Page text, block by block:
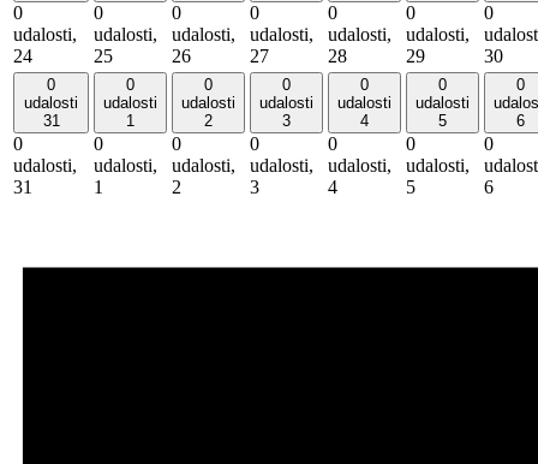
0
udalosti,
24
0
udalosti,
25
0
udalosti,
26
0
udalosti,
27
0
udalosti,
28
0
udalosti,
29
0
30
0
udalosti
31
0
udalosti,
31
0
udalosti
1
0
udalosti,
1
0
udalosti
2
0
udalosti,
2
0
udalosti
3
0
udalosti,
3
0
udalosti
4
0
udalosti,
4
0
udalosti
5
0
udalosti,
5
0
6
0
6